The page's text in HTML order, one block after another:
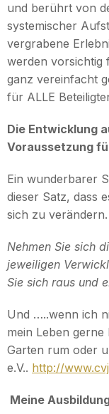
und berührt von
systemischer
vergrabene
werden vorsichtig
ganz vereinfacht
für ALLE
Die Entwicklung
Voraussetzung
Ein wunderbarer
dieser Satz, dass
sich zu verändern.
Nehmen Sie sich
jeweiligen
Sie sich raus und
Und …..wenn ich
mein Leben
Garten rum oder
e.V.. http://
Meine